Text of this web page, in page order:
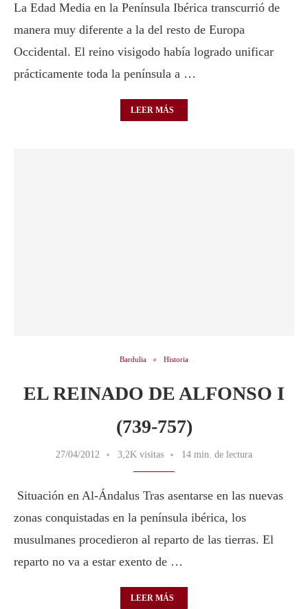
La Edad Media en la Península Ibérica transcurrió de
manera muy diferente a la del resto de Europa
Occidental. El reino visigodo había logrado unificar
prácticamente toda la península a …
LEER MÁS
Bardulia Historia
EL REINADO DE ALFONSO I
(739-757)
27/04/2012 3,2K visitas 14 min. de lectura
Situación en Al-Ándalus Tras asentarse en las nuevas
zonas conquistadas en la península ibérica, los
musulmanes procedieron al reparto de las tierras. El
reparto no va a estar exento de …
LEER MÁS